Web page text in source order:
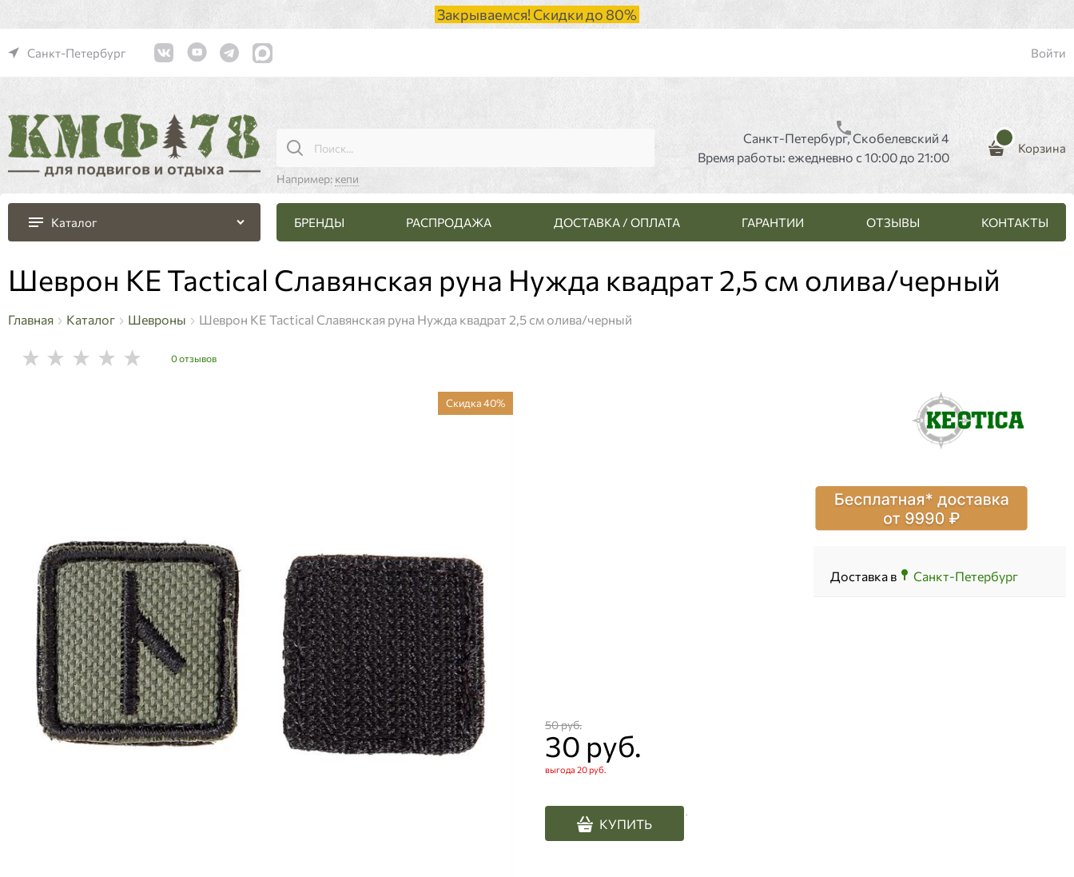
Закрываемся! Скидки до 80%
Санкт-Петербург Войти
Например: кепи
Санкт-Петербург, Скобелевский 4
Время работы: ежедневно с 10:00 до 21:00
Корзина
Каталог БРЕНДЫ РАСПРОДАЖА ДОСТАВКА / ОПЛАТА ГАРАНТИИ ОТЗЫВЫ КОНТАКТЫ
Шеврон KE Tactical Славянская руна Нужда квадрат 2,5 см олива/черный
Главная Каталог Шевроны Шеврон KE Tactical Славянская руна Нужда квадрат 2,5 см олива/черный
0 отзывов
Скидка 40%
50 руб.
30 руб.
выгода 20 руб.
КУПИТЬ
Доставка в Санкт-Петербург